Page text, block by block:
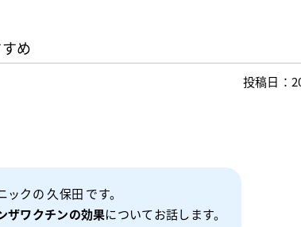
め
投稿日：
クの 久保田 です。
ザワクチンの効果についてお話します。